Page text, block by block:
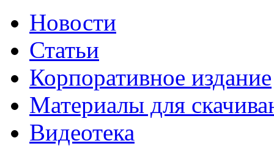
Новости
Статьи
Корпоративное издание
Материалы для
Видеотека